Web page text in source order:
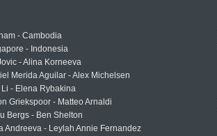
- Cambodia
- Indonesia
- Alina Korneeva
Merida Aguilar - Alex Michelsen
- Elena Rybakina
Griekspoor - Matteo Arnaldi
Bergs - Ben Shelton
Andreeva - Leylah Annie Fernandez